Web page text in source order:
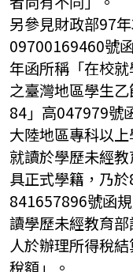
另參見財政部97
09700169460號
年函所稱「在校
之臺灣地區學生
84」高047979號
大陸地區專科以
就讀於學歷未經
具正式學籍，乃
841657896號函
讀學歷未經教育
人於辦理所得稅
稅額」。